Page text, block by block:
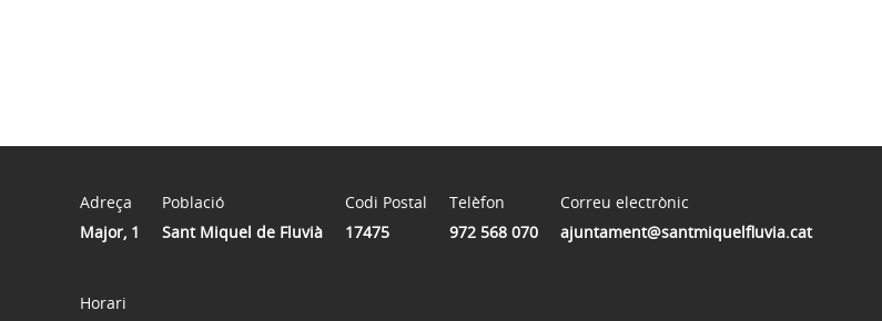
Adreça
Major, 1
Població
Sant Miquel de Fluvià
Codi Postal
17475
Telèfon
972 568 070
Correu electrònic
ajuntament@santmiquelfluvia.cat
Horari